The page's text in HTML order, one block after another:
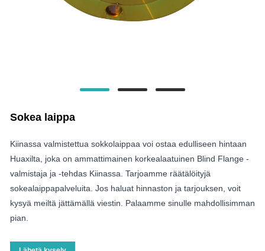
Sokea laippa
Kiinassa valmistettua sokkolaippaa voi ostaa edulliseen hintaan
Huaxilta, joka on ammattimainen korkealaatuinen Blind Flange -
valmistaja ja -tehdas Kiinassa. Tarjoamme räätälöityjä
sokealaippapalveluita. Jos haluat hinnaston ja tarjouksen, voit
kysyä meiltä jättämällä viestin. Palaamme sinulle mahdollisimman
pian.